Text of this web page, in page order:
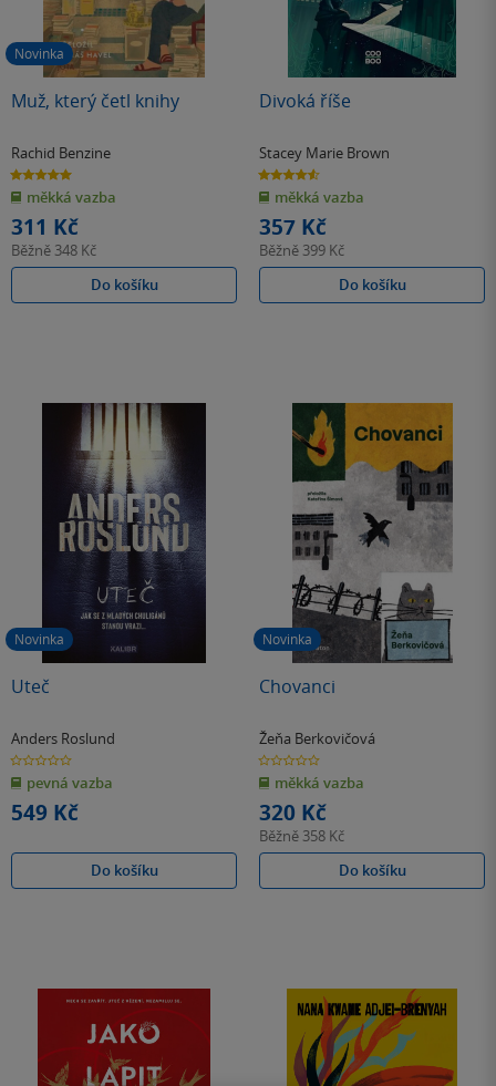
Novinka
Muž, který četl knihy
Rachid Benzine
5.0
z
5
hvězdiček
měkká vazba
311 Kč
Běžně 348 Kč
Do košíku
Divoká říše
Stacey Marie Brown
4.6
z
5
hvězdiček
měkká vazba
357 Kč
Běžně 399 Kč
Do košíku
Novinka
Uteč
Anders Roslund
0.0
z
5
hvězdiček
pevná vazba
549 Kč
Do košíku
Novinka
Chovanci
Žeňa Berkovičová
0.0
z
5
hvězdiček
měkká vazba
320 Kč
Běžně 358 Kč
Do košíku